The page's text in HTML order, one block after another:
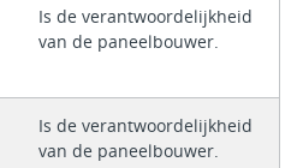
Is de verantwoordelijkheid
van de paneelbouwer.
Is de verantwoordelijkheid
van de paneelbouwer.